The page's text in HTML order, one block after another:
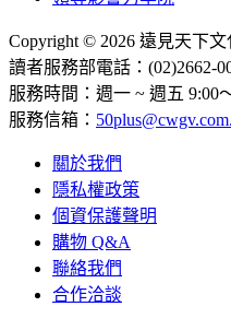
Copyright © 2026 遠見天下
讀者服務部電話：(02)2662-
服務時間：週一 ~ 週五 9:00
服務信箱：
關於我們
隱私權政策
個資保護聲明
購物 Q&A
聯絡我們
合作洽談